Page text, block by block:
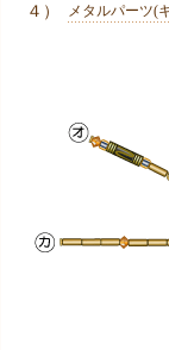
４） メタルパーツ(